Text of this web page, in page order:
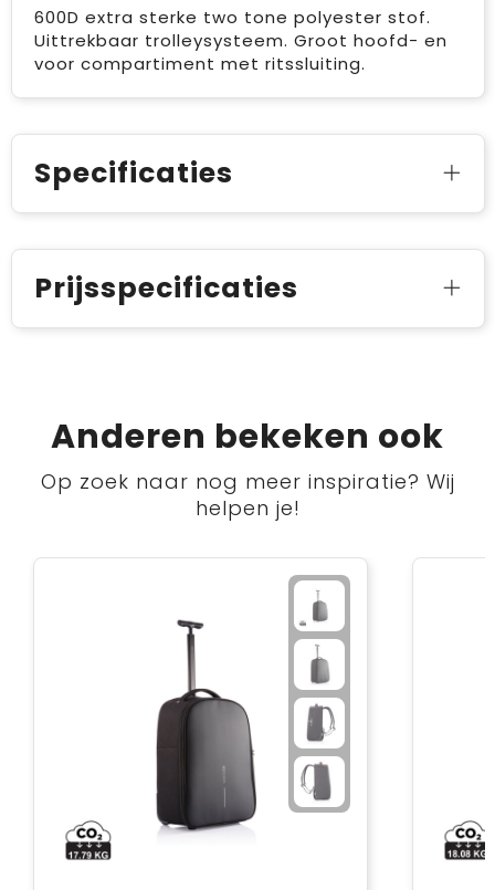
600D extra sterke two tone polyester stof.
Uittrekbaar trolleysysteem. Groot hoofd- en
voor compartiment met ritssluiting.
Specificaties
Prijsspecificaties
Anderen bekeken ook
Op zoek naar nog meer inspiratie? Wij
helpen je!